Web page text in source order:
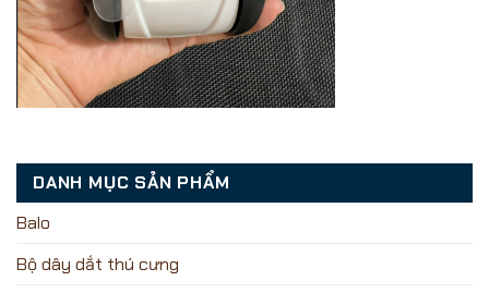
DANH MỤC SẢN PHẨM
Balo
Bộ dây dắt thú cưng